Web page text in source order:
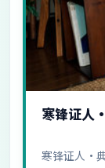
寒锋证人
寒锋证人·